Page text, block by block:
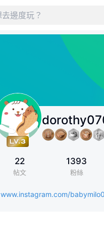
22
帖文
1393
粉絲
www.instagram.com/